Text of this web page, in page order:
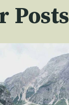
Posts